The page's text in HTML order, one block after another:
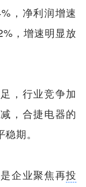
，净利润增速
，增速明显放
，行业竞争加
，合捷电器的
期。
企业聚焦再投